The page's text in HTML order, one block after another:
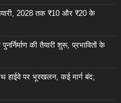
2028 तक ₹10 और ₹20 के
की तैयारी शुरू, प्रभावितों के
हाईवे पर भूस्खलन, कई मार्ग बंद;